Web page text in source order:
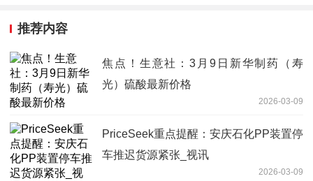
推荐内容
焦点！生意社：3月9日新华制药（寿
光）硫酸最新价格
2026-03-09
PriceSeek重点提醒：安庆石化PP装置停
车推迟货源紧张_视讯
2026-03-09